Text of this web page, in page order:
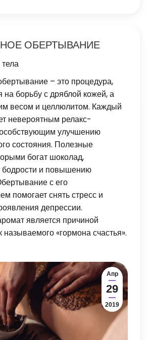
ОБЕРТЫВАНИЕ
– это процедура,
на борьбу с дряблой кожей, а
весом и целлюлитом. Каждый
невероятным релакс-
улучшению
состояния. Полезные
богат шоколад,
бодрости и повышению
с его
помогает снять стресс и
депрессии.
является причиной
называемого «гормона счастья».
Апр
29
2019